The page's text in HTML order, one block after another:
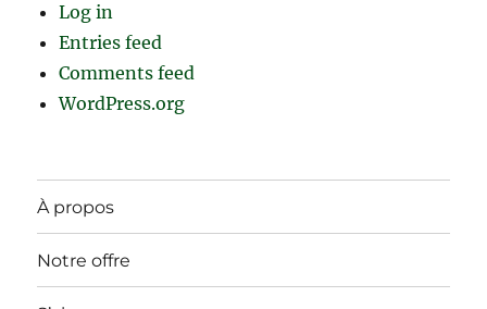
Log in
Entries feed
Comments feed
WordPress.org
À propos
Notre offre